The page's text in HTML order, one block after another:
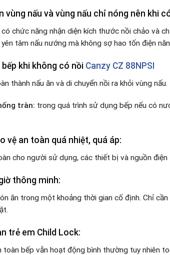
vùng nấu và vùng nấu chỉ nóng nên khi
có chức năng nhận diện kích thước nồi chảo và
yên tâm nấu nướng mà không sợ hao tốn điện
khi không có nồi Canzy CZ 88NPSI
thành nấu ăn và di chuyển nồi ra khỏi vùng
tràn: trong quá trình sử dụng bếp nếu có
vệ an toàn quá nhiệt, quá áp:
cho người sử dụng, các thiết bị và nguồn điện
thông minh:
ăn trong một khoảng thời gian cố định. Chỉ
trẻ em Child Lock:
toàn bếp vẫn hoạt động bình thường tuy nhiên